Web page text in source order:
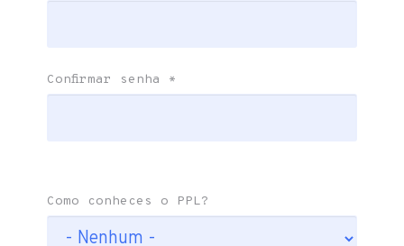
Confirmar senha *
Como conheces o PPL?